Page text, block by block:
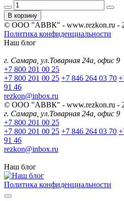
В корзину
© ООО "АВВК" - www.rezkon.ru -
Политика конфиденциальности
Наш блог
г. Самара, ул.Товарная 24а, офис 9
+7 800 201 00 25
+7 800 201 00 25 +7 846 264 03 70
91 46
rezkon@inbox.ru
© ООО "АВВК" - www.rezkon.ru -
г. Самара, ул.Товарная 24а, офис 9
+7 800 201 00 25
+7 800 201 00 25 +7 846 264 03 70
91 46
rezkon@inbox.ru
Наш блог
Политика конфиденциальности